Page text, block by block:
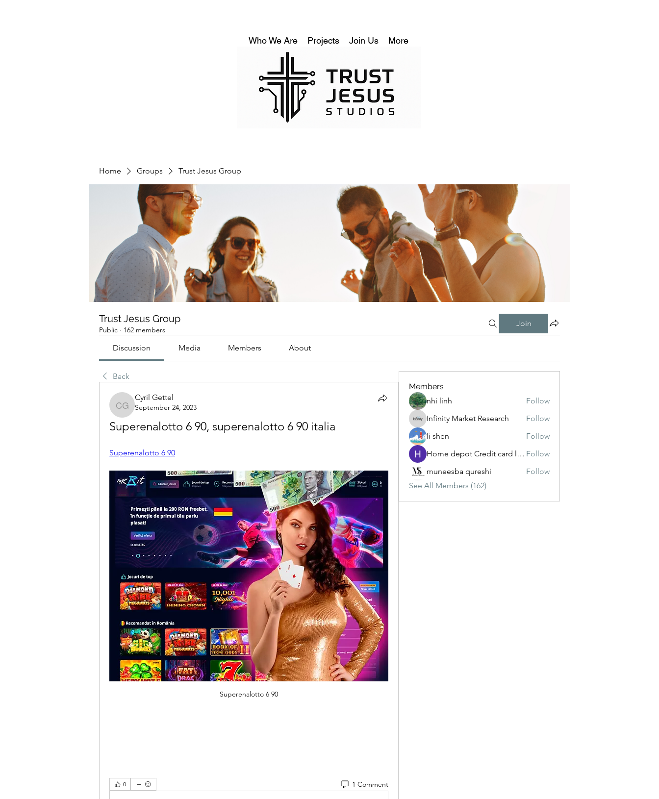
Who We Are Projects Join Us More
Home Groups Trust Jesus Group
Trust Jesus Group
Public · 162 members
Join
Discussion Media Members About
Back
Cyril Gettel
Cyril Gettel
September 24, 2023
Superenalotto 6 90, superenalotto 6 90 italia
Superenalotto 6 90
Superenalotto 6 90
0 1 Comment
Members
nhi linh
Follow
Infinity Market Research
Follow
li shen
Follow
Home depot Credit card login Follow
muneesba qureshi
Follow
See All Members (162)